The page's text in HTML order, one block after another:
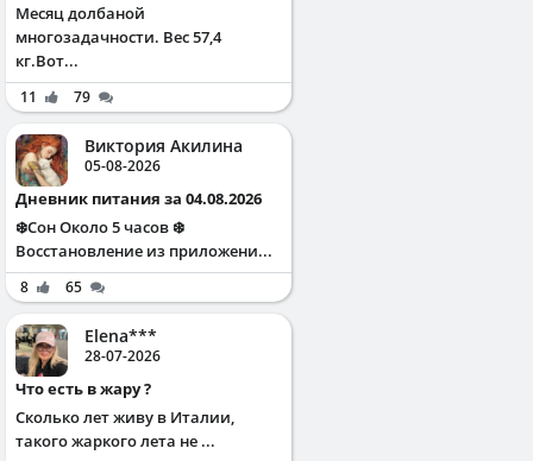
Месяц долбаной
многозадачности. Вес 57,4
кг.Вот...
11 79
Виктория Акилина
05-08-2026
Дневник питания за 04.08.2026
❄️Сон Около 5 часов ❄️
Восстановление из приложени...
8 65
Elena***
28-07-2026
Что есть в жару ?
Сколько лет живу в Италии,
такого жаркого лета не ...